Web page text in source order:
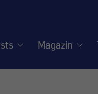
Magazin